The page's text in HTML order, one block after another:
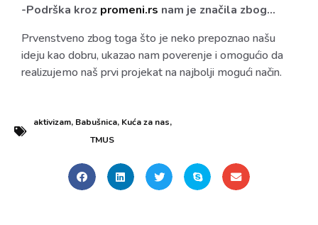
-Podrška kroz promeni.rs nam je značila zbog…
Prvenstveno zbog toga što je neko prepoznao našu
ideju kao dobru, ukazao nam poverenje i omogućio da
realizujemo naš prvi projekat na najbolji mogući način.
aktivizam, Babušnica, Kuća za nas,
TMUS